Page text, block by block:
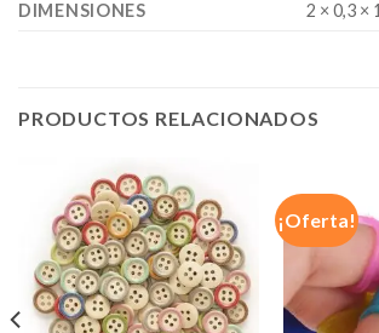
DIMENSIONES
2 × 0,3 ×
PRODUCTOS RELACIONADOS
¡Oferta!